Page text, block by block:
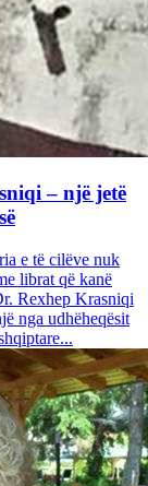
– një jetë
e të cilëve nuk
librat që kanë
Rexhep Krasniqi
nga udhëheqësit